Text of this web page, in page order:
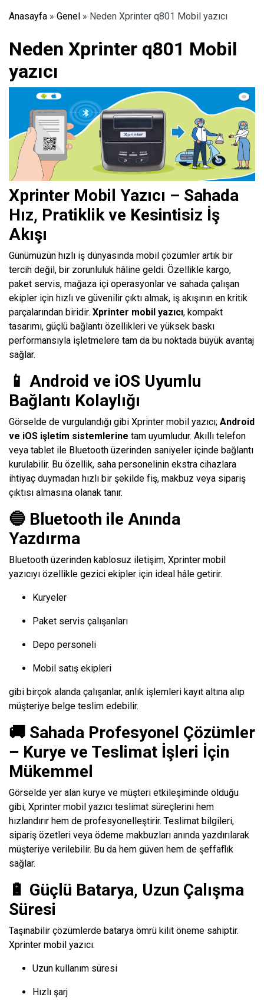
Anasayfa » Genel » Neden Xprinter q801 Mobil yazıcı
Neden Xprinter q801 Mobil
yazıcı
Xprinter Mobil Yazıcı – Sahada
Hız, Pratiklik ve Kesintisiz İş
Akışı
Günümüzün hızlı iş dünyasında mobil çözümler artık bir
tercih değil, bir zorunluluk hâline geldi. Özellikle kargo,
paket servis, mağaza içi operasyonlar ve sahada çalışan
ekipler için hızlı ve güvenilir çıktı almak, iş akışının en kritik
parçalarından biridir. Xprinter mobil yazıcı, kompakt
tasarımı, güçlü bağlantı özellikleri ve yüksek baskı
performansıyla işletmelere tam da bu noktada büyük avantaj
sağlar.
📱 Android ve iOS Uyumlu
Bağlantı Kolaylığı
Görselde de vurgulandığı gibi Xprinter mobil yazıcı; Android
ve iOS işletim sistemlerine tam uyumludur. Akıllı telefon
veya tablet ile Bluetooth üzerinden saniyeler içinde bağlantı
kurulabilir. Bu özellik, saha personelinin ekstra cihazlara
ihtiyaç duymadan hızlı bir şekilde fiş, makbuz veya sipariş
çıktısı almasına olanak tanır.
🔵 Bluetooth ile Anında
Yazdırma
Bluetooth üzerinden kablosuz iletişim, Xprinter mobil
yazıcıyı özellikle gezici ekipler için ideal hâle getirir.
Kuryeler
Paket servis çalışanları
Depo personeli
Mobil satış ekipleri
gibi birçok alanda çalışanlar, anlık işlemleri kayıt altına alıp
müşteriye belge teslim edebilir.
🚚 Sahada Profesyonel Çözümler
– Kurye ve Teslimat İşleri İçin
Mükemmel
Görselde yer alan kurye ve müşteri etkileşiminde olduğu
gibi, Xprinter mobil yazıcı teslimat süreçlerini hem
hızlandırır hem de profesyonelleştirir. Teslimat bilgileri,
sipariş özetleri veya ödeme makbuzları anında yazdırılarak
müşteriye verilebilir. Bu da hem güven hem de şeffaflık
sağlar.
🔋 Güçlü Batarya, Uzun Çalışma
Süresi
Taşınabilir çözümlerde batarya ömrü kilit öneme sahiptir.
Xprinter mobil yazıcı:
Uzun kullanım süresi
Hızlı şarj